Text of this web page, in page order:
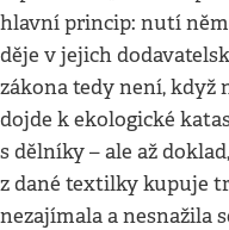
hlavní princip: nutí
děje v jejich
zákona tedy není, když
dojde k ekologické
s dělníky – ale až
z dané textilky kupuje
nezajímala a nesnažila